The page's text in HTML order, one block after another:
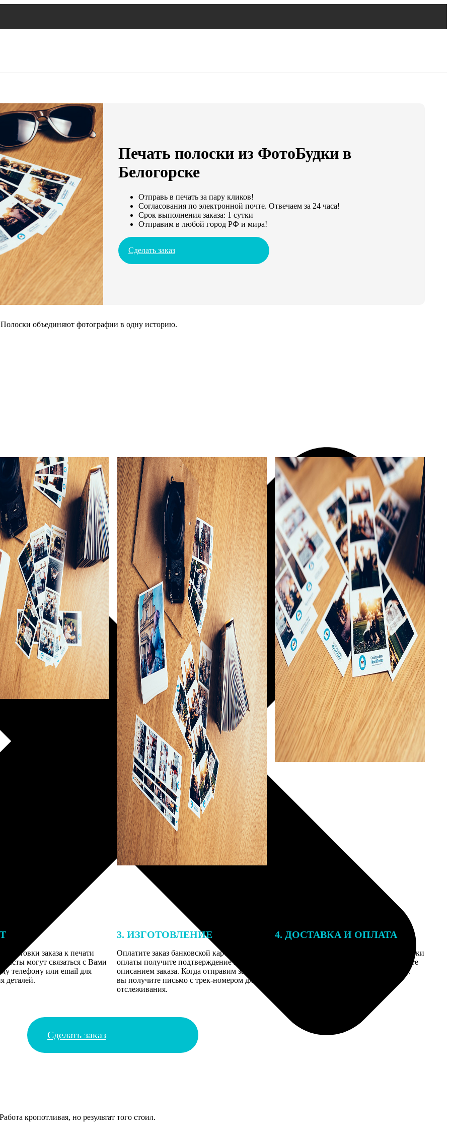
Печать полоски из ФотоБудки в
Белогорске
Отправь в печать за пару кликов!
Согласования по электронной почте. Отвечаем за 24 часа!
Срок выполнения заказа: 1 сутки
Отправим в любой город РФ и мира!
Сделать заказ
объединяют фотографии в одну историю.
заказа к печати
могут связаться с Вами
телефону или email для
деталей.
3. ИЗГОТОВЛЕНИЕ
Оплатите заказ банковской картой. После
оплаты получите подтверждение на email с
описанием заказа. Когда отправим заказ
вы получите письмо с трек-номером для
отслеживания.
4. ДОСТАВКА И ОПЛАТА
Введите адрес и выберите способ доставки
заказа. Если у вас есть промокод, введите
его в специальное поле для промокода.
Сделать заказ
кропотливая, но результат того стоил.